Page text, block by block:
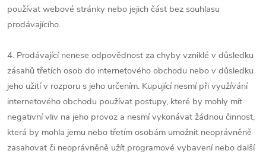
používat webové stránky nebo jejich část bez souhlasu
prodávajícího.
4. Prodávající nenese odpovědnost za chyby vzniklé v důsledku
zásahů třetích osob do internetového obchodu nebo v důsledku
jeho užití v rozporu s jeho určením. Kupující nesmí při využívání
internetového obchodu používat postupy, které by mohly mít
negativní vliv na jeho provoz a nesmí vykonávat žádnou činnost,
která by mohla jemu nebo třetím osobám umožnit neoprávněně
zasahovat či neoprávněně užít programové vybavení nebo další